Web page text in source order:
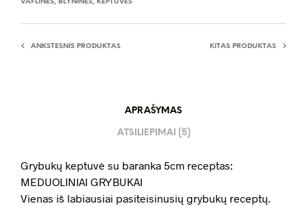
VAFLINĖS, BLYNINĖS, KEPTUVĖS
ANKSTESNIS PRODUKTAS KITAS PRODUKTAS
APRAŠYMAS
ATSILIEPIMAI (5)
Grybukų keptuvė su baranka 5cm receptas:
MEDUOLINIAI GRYBUKAI
Vienas iš labiausiai pasiteisinusių grybukų receptų.